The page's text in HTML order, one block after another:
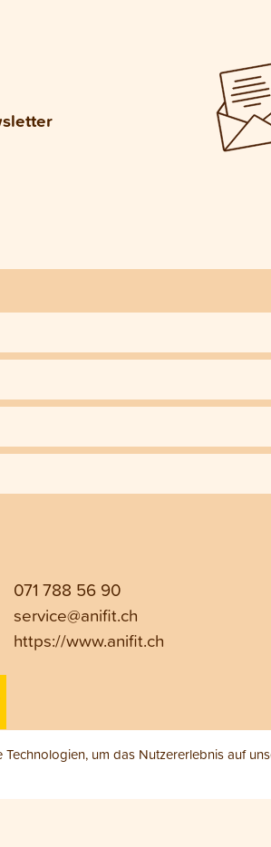
071 788 56 90
service@anifit.ch
https://www.anifit.ch
um das Nutzererlebnis auf